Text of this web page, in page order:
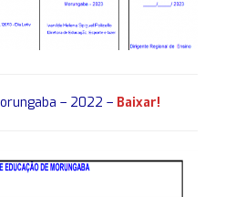
– 2022 – Baixar!